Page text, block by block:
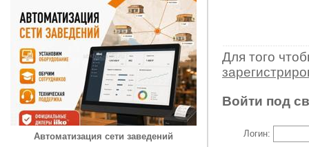
Автоматизация сети заведений
Для того
Войти под
Логин: